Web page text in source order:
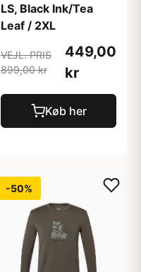
LS, Black Ink/Tea
Leaf / 2XL
VEJL. PRIS
899,00 kr
449,00
kr
Køb her
-50%